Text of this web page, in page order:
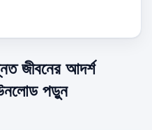
জীবনের আদর্শ
পড়ুন